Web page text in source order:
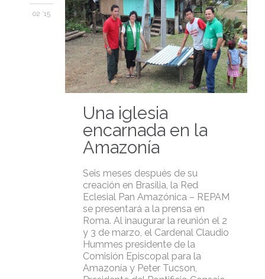
02 '15
Una iglesia
encarnada en la
Amazonía
Seis meses después de su
creación en Brasilia, la Red
Eclesial Pan Amazónica – REPAM
se presentará a la prensa en
Roma. Al inaugurar la reunión el 2
y 3 de marzo, el Cardenal Claudio
Hummes presidente de la
Comisión Episcopal para la
Amazonía y Peter Tucson,